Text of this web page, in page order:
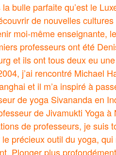
bulle parfaite qu’est le
de nouvelles
moi-même enseignante,
professeurs ont été
et ils ont tous deux eu
j’ai rencontré Michael
et il m’a inspiré à
de yoga Sivananda en
de Jivamukti Yoga à
de professeurs, je suis
précieux outil du yoga, qui
Plonger plus